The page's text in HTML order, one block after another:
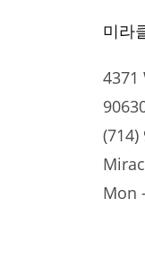
미라
4371
(714)
Mon